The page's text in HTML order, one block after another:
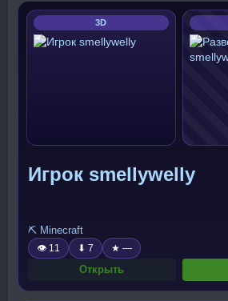
3D
Игрок smellywelly
⛏️ Minecraft
👁 11 ⬇ 7 ★ —
Открыть